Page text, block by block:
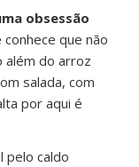
obsessão
que não
além do arroz
salada, com
por aqui é
pelo caldo